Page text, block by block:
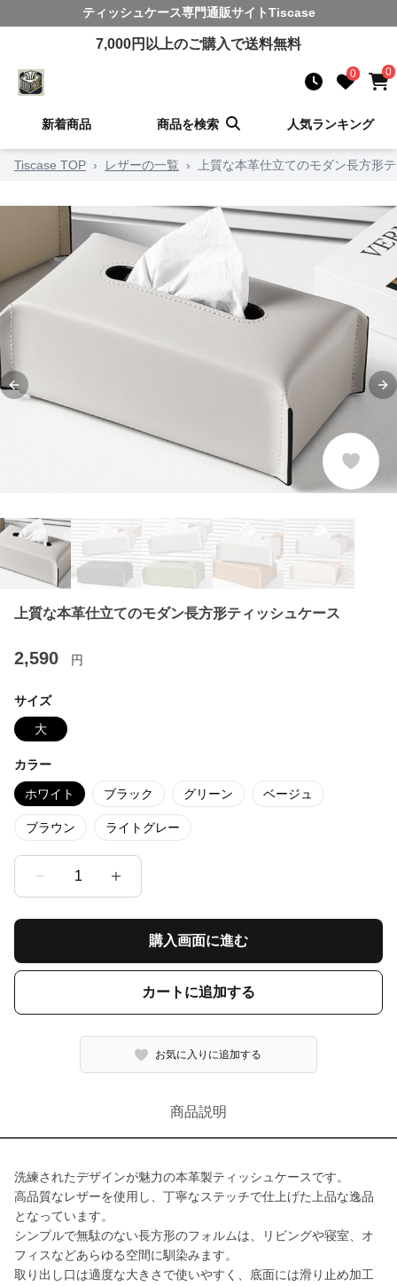
ティッシュケース専門通販サイトTiscase
7,000円以上のご購入で送料無料
0 0
新着商品 商品を検索 人気ランキング
Tiscase TOP › レザーの一覧 › 上質な本革仕立てのモダン長方形
Previous slide
上質な本革仕立てのモダン長方形ティッシュケース
2,590 円
サイズ
大
カラー
ホワイト ブラック グリーン ベージュ
ブラウン ライトグレー
1
購入画面に進む
カートに追加する
お気に入りに追加する
商品説明
洗練されたデザインが魅力の本革製ティッシュケースです。
高品質なレザーを使用し、丁寧なステッチで仕上げた上品な逸品
となっています。
シンプルで無駄のない長方形のフォルムは、リビングや寝室、オ
フィスなどあらゆる空間に馴染みます。
取り出し口は適度な大きさで使いやすく、底面には滑り止め加工